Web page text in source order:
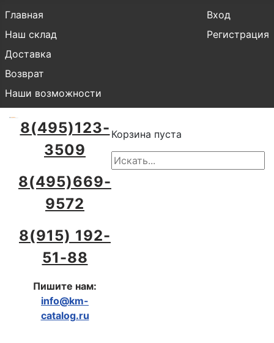
Главная
Наш склад
Доставка
Возврат
Наши возможности
Вход
Регистрация
8(495)123-
3509
8(495)669-
9572
8(915) 192-
51-88
Пишите нам:
info@km-
catalog.ru
Корзина пуста